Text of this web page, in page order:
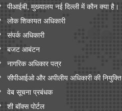
पीआईबी, मुख्यालय नई दिल्ली में कौन क्या है।
लोक शिकायत अधिकारी
संपर्क अधिकारी
बजट आबंटन
नागरिक अधिकार पत्र
सीपीआईओ और अपी‍लीय अधिकारी की नियुक्ति
वेब सूचना प्रबंधक
शी बॉक्स पोर्टल